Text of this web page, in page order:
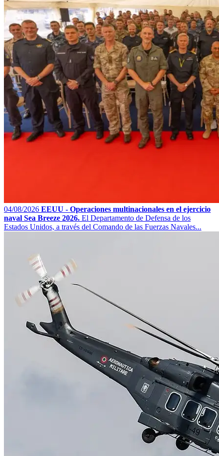
04/08/2026 EEUU - Operaciones multinacionales en el ejercicio
naval Sea Breeze 2026. El Departamento de Defensa de los
Estados Unidos, a través del Comando de las Fuerzas Navales...